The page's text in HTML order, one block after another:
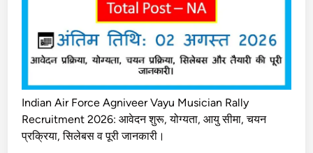
Indian Air Force Agniveer Vayu Musician Rally
Recruitment 2026: आवेदन शुरू, योग्यता, आयु सीमा, चयन
प्रक्रिया, सिलेबस व पूरी जानकारी।